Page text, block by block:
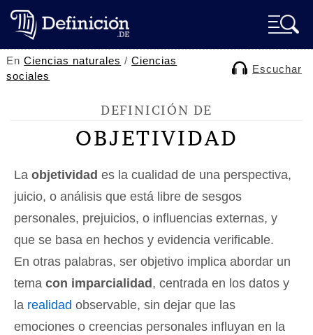
EnCiencias naturales /Ciencias
sociales
Escuchar
DEFINICIÓN DE
OBJETIVIDAD
La objetividad es la cualidad de una perspectiva,
juicio, o análisis que está libre de sesgos
personales, prejuicios, o influencias externas, y
que se basa en hechos y evidencia verificable.
En otras palabras, ser objetivo implica abordar un
tema con imparcialidad , centrada en los datos y
la realidad observable, sin dejar que las
emociones o creencias personales influyan en la